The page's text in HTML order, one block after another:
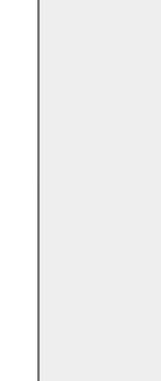
• 启动贵